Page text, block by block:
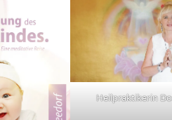
Heilpraktikerin